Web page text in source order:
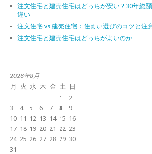
注文住宅と建売住宅はどっちが安い？30年総
違い
注文住宅 vs 建売住宅：住まい選びのコツと注
注文住宅と建売住宅はどっちがよいのか
2026年8月
月
火 水 木 金 土
日
1
2
3
4 5 6 7 8
9
10 11 12 13 14 15 16
17 18 19 20 21 22 23
24 25 26 27 28 29 30
31